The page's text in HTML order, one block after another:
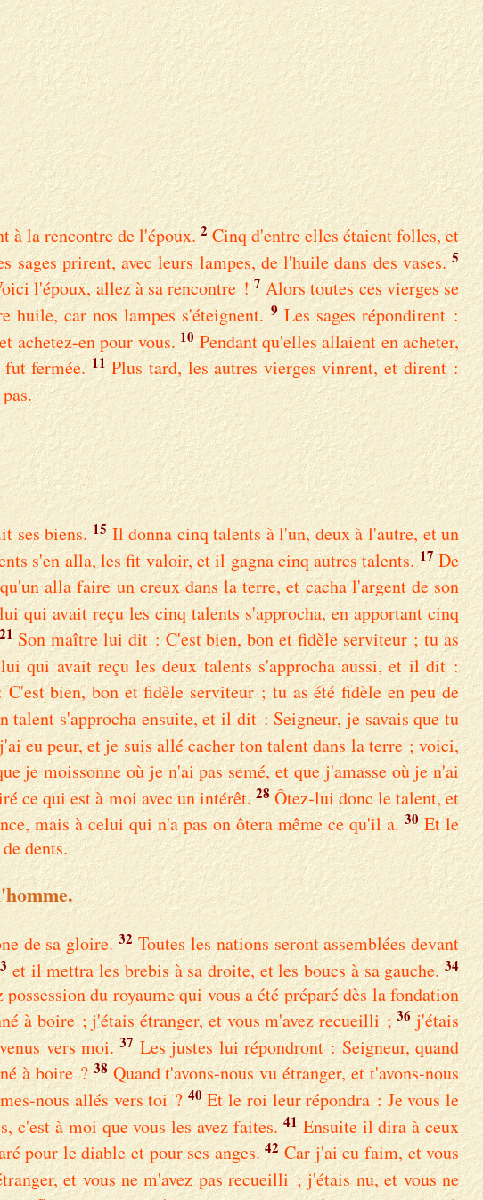
à la rencontre de l'époux. 2 Cinq d'entre elles étaient folles, et
sages prirent, avec leurs lampes, de l'huile dans des vases. 5
l'époux, allez à sa rencontre ! 7 Alors toutes ces vierges se
huile, car nos lampes s'éteignent. 9 Les sages répondirent :
achetez-en pour vous. 10 Pendant qu'elles allaient en acheter,
fermée. 11 Plus tard, les autres vierges vinrent, et dirent :
ses biens. 15 Il donna cinq talents à l'un, deux à l'autre, et un
s'en alla, les fit valoir, et il gagna cinq autres talents. 17 De
alla faire un creux dans la terre, et cacha l'argent de son
qui avait reçu les cinq talents s'approcha, en apportant cinq
21 Son maître lui dit : C'est bien, bon et fidèle serviteur ; tu as
qui avait reçu les deux talents s'approcha aussi, et il dit :
bien, bon et fidèle serviteur ; tu as été fidèle en peu de
talent s'approcha ensuite, et il dit : Seigneur, je savais que tu
j'ai eu peur, et je suis allé cacher ton talent dans la terre ; voici,
je moissonne où je n'ai pas semé, et que j'amasse où je n'ai
ce qui est à moi avec un intérêt. 28 Ôtez-lui donc le talent, et
mais à celui qui n'a pas on ôtera même ce qu'il a. 30 Et le
dents.
de sa gloire. 32 Toutes les nations seront assemblées devant
et il mettra les brebis à sa droite, et les boucs à sa gauche. 34
du royaume qui vous a été préparé dès la fondation
à boire ; j'étais étranger, et vous m'avez recueilli ; 36 j'étais
vers moi. 37 Les justes lui répondront : Seigneur, quand
à boire ? 38 Quand t'avons-nous vu étranger, et t'avons-nous
nous allés vers toi ? 40 Et le roi leur répondra : Je vous le
c'est à moi que vous les avez faites. 41 Ensuite il dira à ceux
pour le diable et pour ses anges. 42 Car j'ai eu faim, et vous
et vous ne m'avez pas recueilli ; j'étais nu, et vous ne